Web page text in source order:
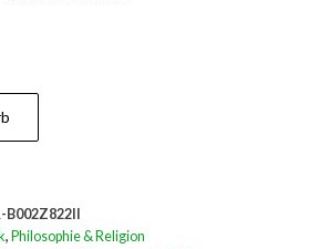
B002Z822II
, Philosophie & Religion